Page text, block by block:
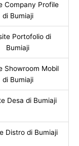
Company Profile
di Bumiaji
Portofolio di
Bumiaji
Showroom Mobil
di Bumiaji
Desa di Bumiaji
Distro di Bumiaji